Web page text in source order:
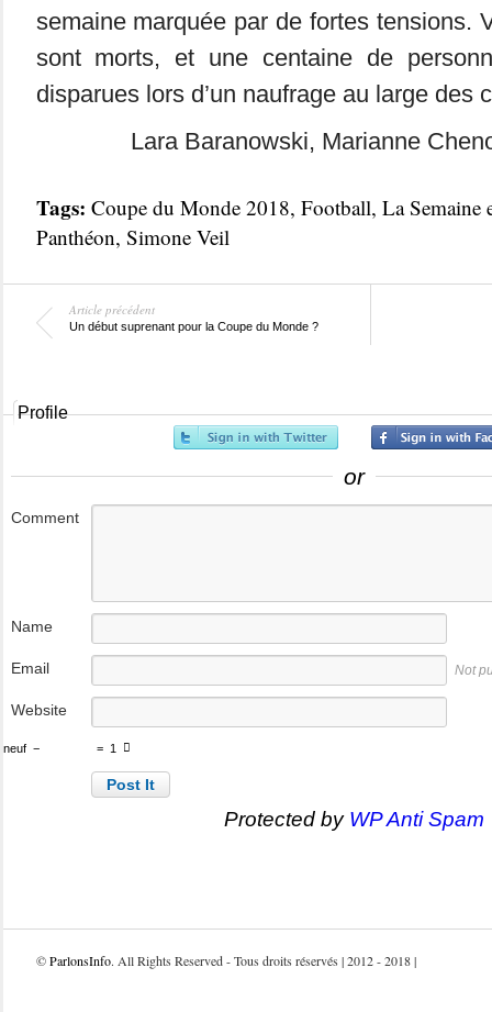
semaine marquée par de fortes tensions.
sont morts, et une centaine de
disparues lors d’un naufrage au large des
Lara Baranowski, Marianne
Tags: Coupe du Monde 2018, Football, La Semaine
Panthéon, Simone Veil
Article précédent
Un début suprenant pour la Coupe du Monde ?
Profile
or
Comment
Name
Email Not
Website
neuf − = 1
Protected by WP Anti Spam
©ParlonsInfo. All Rights Reserved - Tous droits réservés | 2012 - 2018 |